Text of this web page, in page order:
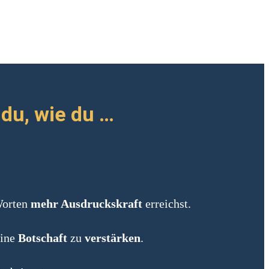
wie du …
mehr Ausdruckskrafterreichst.
Botschaftzu verstärken.